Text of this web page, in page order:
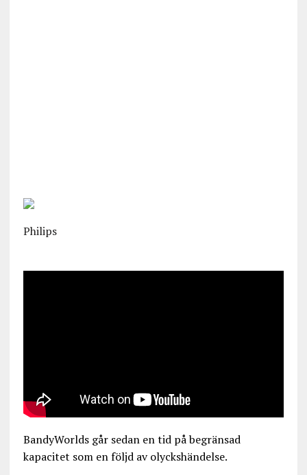
Philips
BandyWorlds går sedan en tid på begränsad
kapacitet som en följd av olyckshändelse.